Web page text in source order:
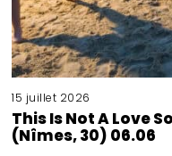
15 juillet 2026
This Is Not A Love
(Nîmes, 30) 06.06